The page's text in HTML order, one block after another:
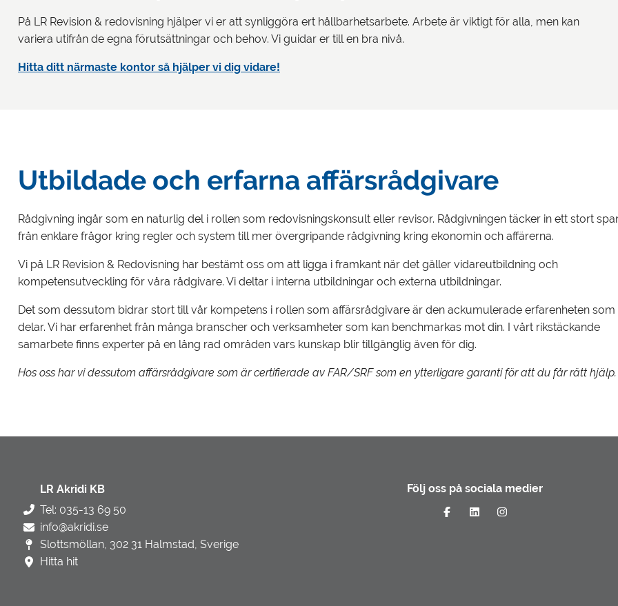
På LR Revision & redovisning hjälper vi er att synliggöra ert hållbarhetsarbete. Arbete är viktigt för alla, men kan
variera utifrån de egna förutsättningar och behov. Vi guidar er till en bra nivå.
Hitta ditt närmaste kontor så hjälper vi dig vidare!
Utbildade och erfarna affärsrådgivare
Rådgivning ingår som en naturlig del i rollen som redovisningskonsult eller revisor. Rådgivningen täcker in ett stort
från enklare frågor kring regler och system till mer övergripande rådgivning kring ekonomin och affärerna.
Vi på LR Revision & Redovisning har bestämt oss om att ligga i framkant när det gäller vidareutbildning och
kompetensutveckling för våra rådgivare. Vi deltar i interna utbildningar och externa utbildningar.
Det som dessutom bidrar stort till vår kompetens i rollen som affärsrådgivare är den ackumulerade erfarenheten som
delar. Vi har erfarenhet från många branscher och verksamheter som kan benchmarkas mot din. I vårt rikstäckande
samarbete finns experter på en lång rad områden vars kunskap blir tillgänglig även för dig.
Hos oss har vi dessutom affärsrådgivare som är certifierade av FAR/SRF som en ytterligare garanti för att du får rätt hjälp.
LR Akridi KB
Tel: 035-13 69 50
info@akridi.se
Slottsmöllan, 302 31 Halmstad, Sverige
Hitta hit
Följ oss på sociala medier